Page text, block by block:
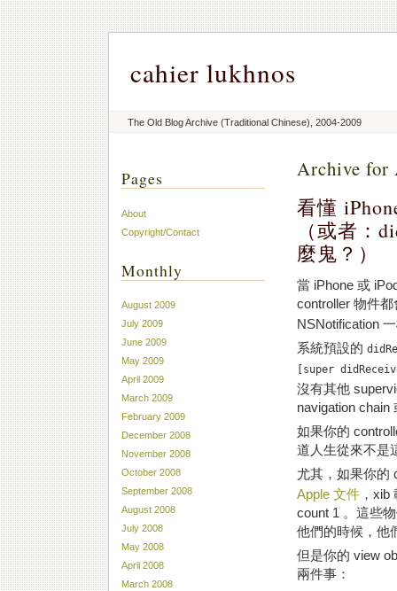
cahier lukhnos
The Old Blog Archive (Traditional Chinese), 2004-2009
Archive for
看懂
（或者：
麼鬼？）
當 iPhone 或
controller 物件
NSNotification
系統預設的
[super
沒有其他
navigation chain
如果你的
道人生從來不是
尤其，如果你的
Apple 文件，xib
count 1 。這些
他們的時候，他
但是你的 view
兩件事：
Pages
About
Copyright/Contact
Monthly
August 2009
July 2009
June 2009
May 2009
April 2009
March 2009
February 2009
December 2008
November 2008
October 2008
September 2008
August 2008
July 2008
May 2008
April 2008
March 2008